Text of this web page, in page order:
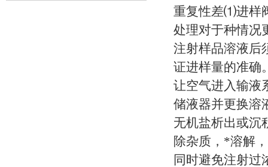
重复性差⑴进样
处理对于种情况
注射样品溶液后
证进样量的准确
让空气进入输液
储液器并更换溶
无机盐析出或沉
除杂质，*溶解
同时避免注射过